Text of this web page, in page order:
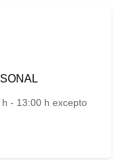
- 13:00 h excepto